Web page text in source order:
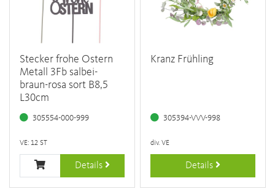
Stecker frohe Ostern
Metall 3Fb salbei-
braun-rosa sort B8,5
L30cm
305554-000-999
VE: 12 ST
Details
Kranz Frühling
305394-VVV-998
div. VE
Details